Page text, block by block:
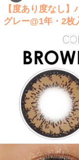
【度あり度なし】
グレー@1年・2